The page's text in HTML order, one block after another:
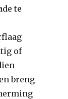
te
of
breng